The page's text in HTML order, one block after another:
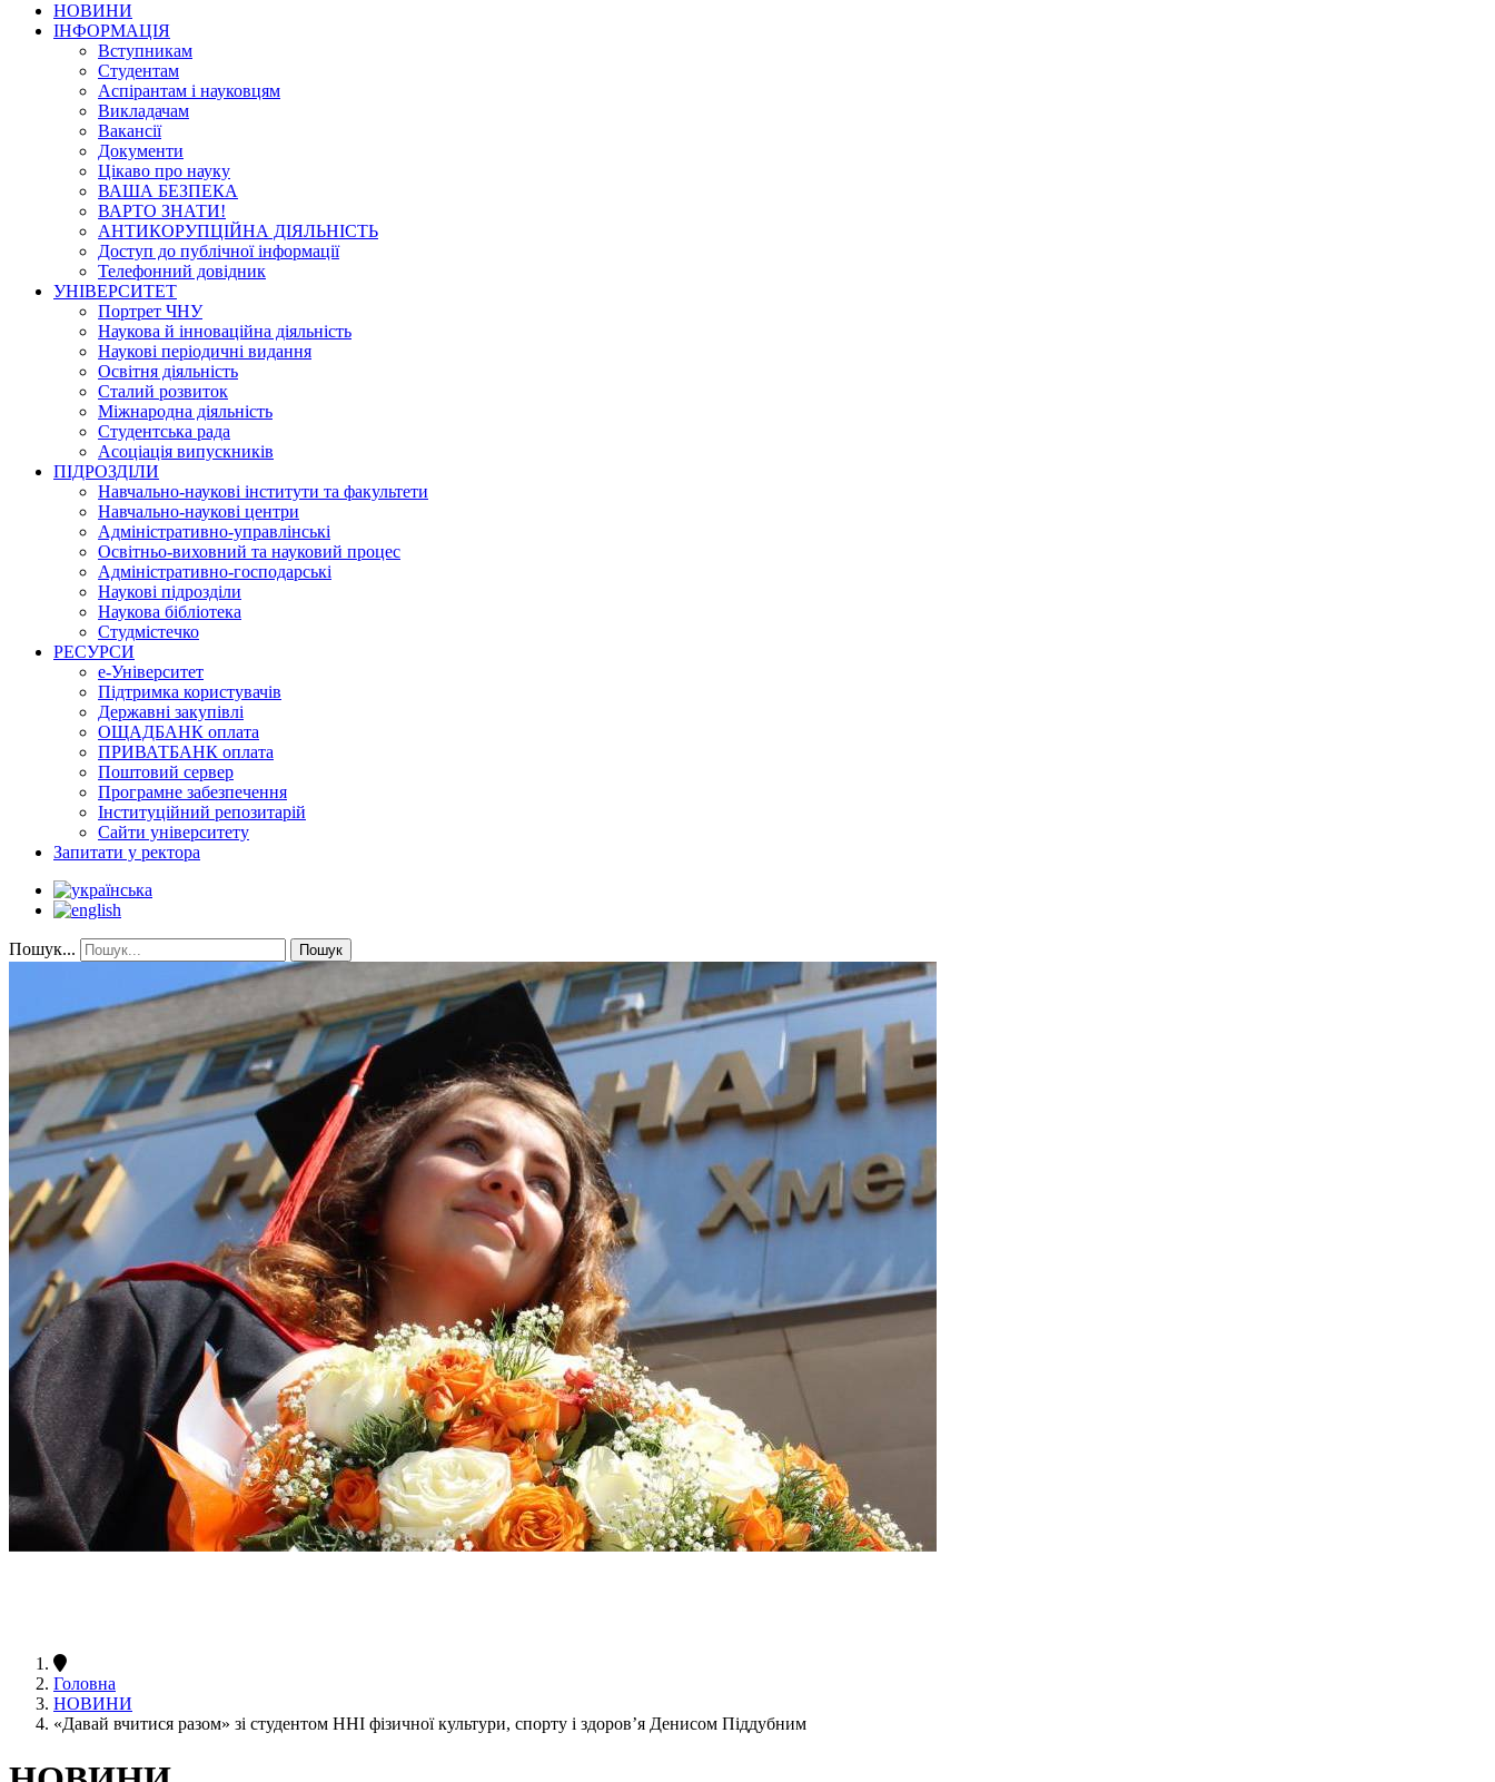
НОВИНИ
ІНФОРМАЦІЯ
Вступникам
Студентам
Аспірантам і науковцям
Викладачам
Вакансії
Документи
Цікаво про науку
ВАША БЕЗПЕКА
ВАРТО ЗНАТИ!
АНТИКОРУПЦІЙНА ДІЯЛЬНІСТЬ
Доступ до публічної інформації
Телефонний довідник
УНІВЕРСИТЕТ
Портрет ЧНУ
Наукова й інноваційна діяльність
Наукові періодичні видання
Освітня діяльність
Сталий розвиток
Міжнародна діяльність
Студентська рада
Асоціація випускників
ПІДРОЗДІЛИ
Навчально-наукові інститути та факультети
Навчально-наукові центри
Адміністративно-управлінські
Освітньо-виховний та науковий процес
Адміністративно-господарські
Наукові підрозділи
Наукова бібліотека
Студмістечко
РЕСУРСИ
е-Університет
Підтримка користувачів
Державні закупівлі
ОЩАДБАНК оплата
ПРИВАТБАНК оплата
Поштовий сервер
Програмне забезпечення
Інституційний репозитарій
Сайти університету
Запитати у ректора
Пошук... Пошук
Головна
НОВИНИ
«Давай вчитися разом» зі студентом ННІ фізичної культури, спорту і здоров’я Денисом Піддубним